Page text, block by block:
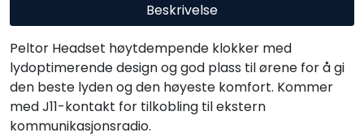
Beskrivelse
Peltor Headset høytdempende klokker med
lydoptimerende design og god plass til ørene for å gi
den beste lyden og den høyeste komfort. Kommer
med J11-kontakt for tilkobling til ekstern
kommunikasjonsradio.